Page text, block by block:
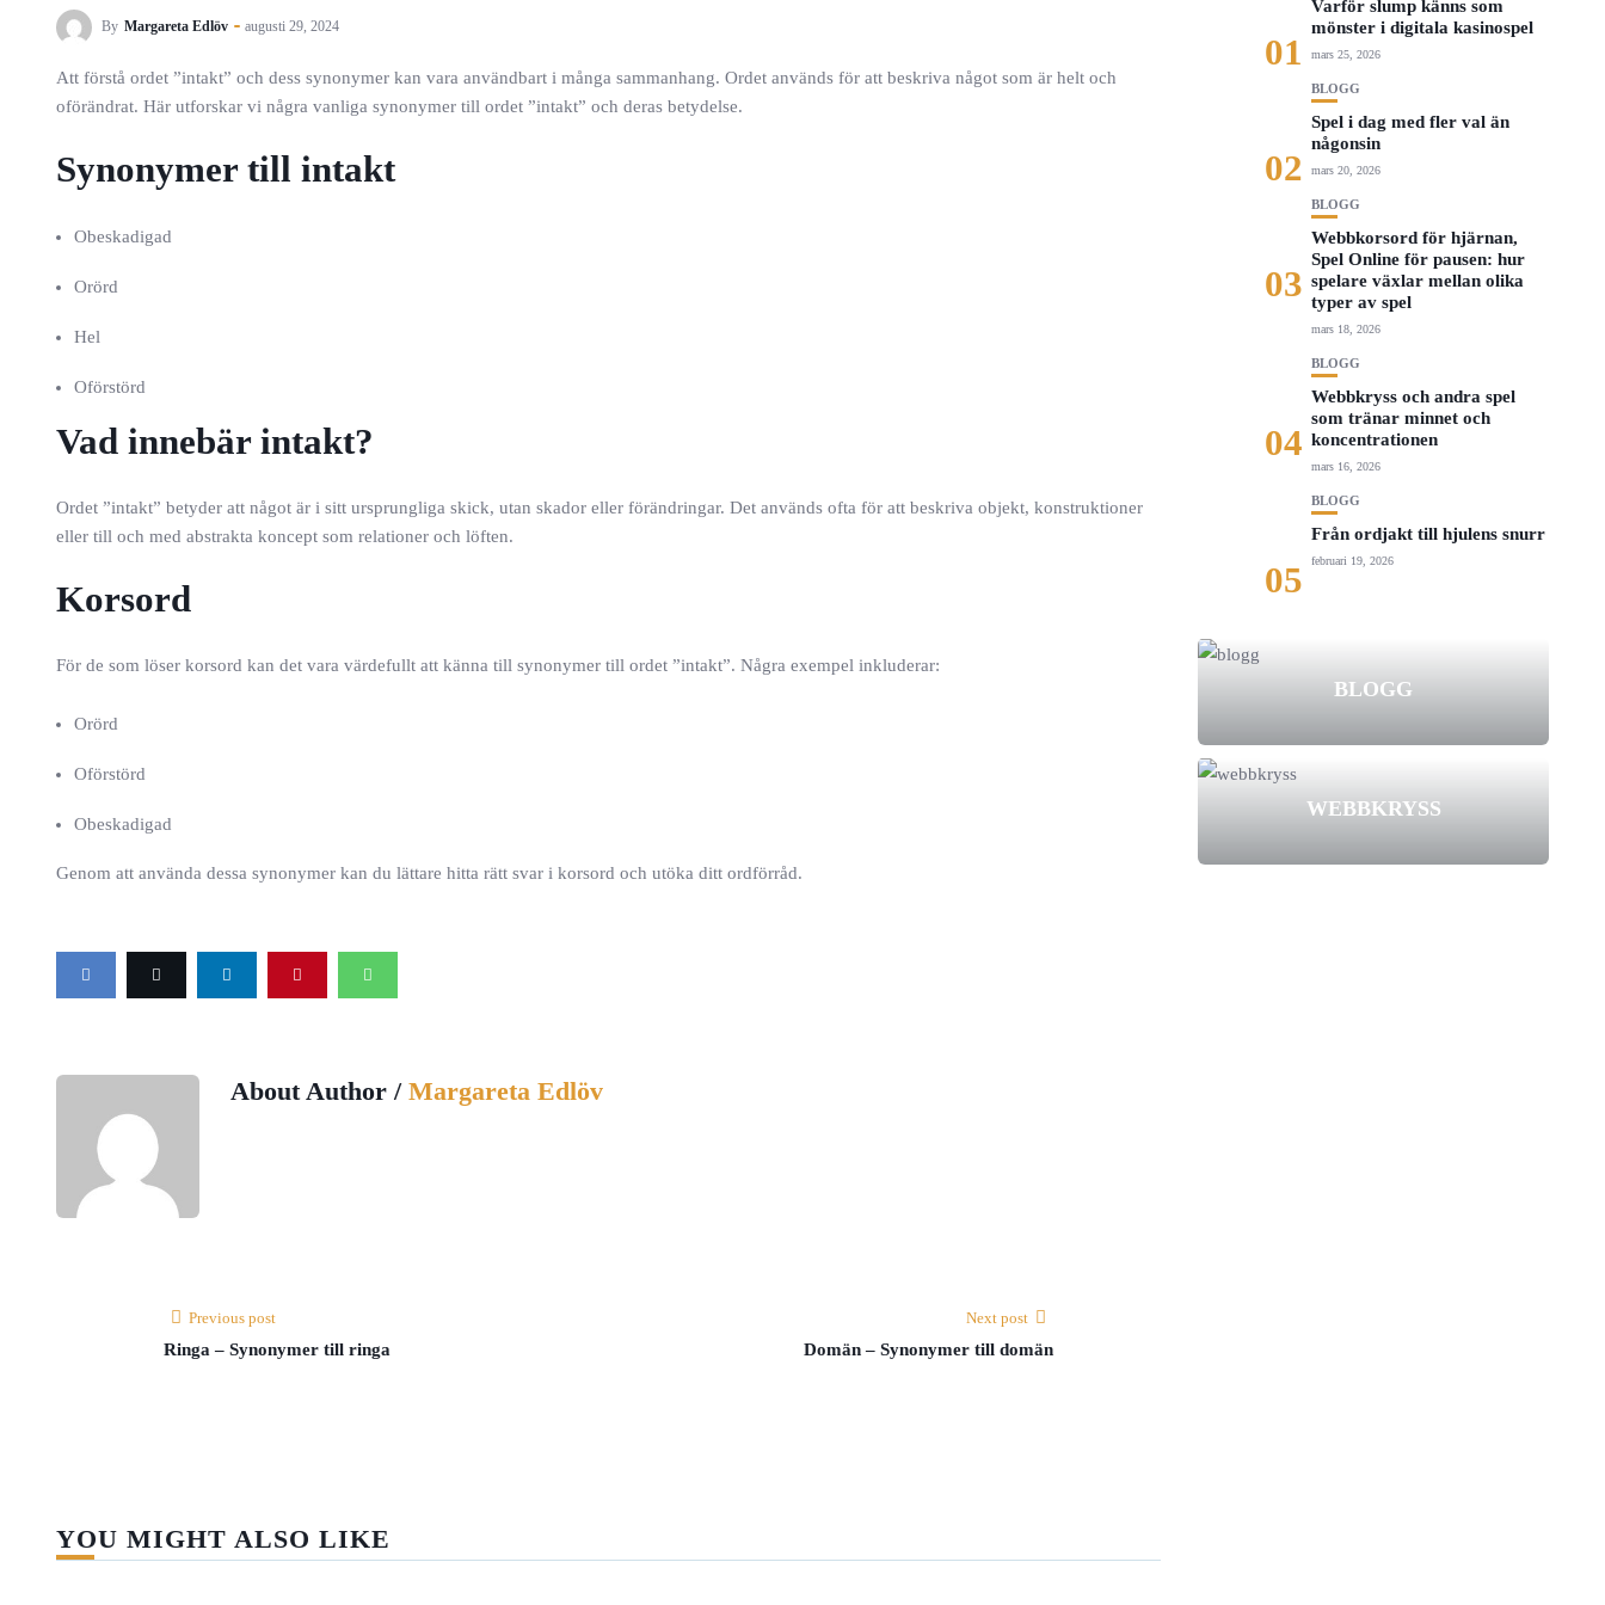
By Margareta Edlöv augusti 29, 2024
Att förstå ordet ”intakt” och dess synonymer kan vara användbart i många sammanhang. Ordet används för att beskriva något som är helt och
oförändrat. Här utforskar vi några vanliga synonymer till ordet ”intakt” och deras betydelse.
Synonymer till intakt
Obeskadigad
Orörd
Hel
Oförstörd
Vad innebär intakt?
Ordet ”intakt” betyder att något är i sitt ursprungliga skick, utan skador eller förändringar. Det används ofta för att beskriva objekt, konstruktioner
eller till och med abstrakta koncept som relationer och löften.
Korsord
För de som löser korsord kan det vara värdefullt att känna till synonymer till ordet ”intakt”. Några exempel inkluderar:
Orörd
Oförstörd
Obeskadigad
Genom att använda dessa synonymer kan du lättare hitta rätt svar i korsord och utöka ditt ordförråd.
About Author / Margareta Edlöv
Previous post
Ringa – Synonymer till ringa
Next post
Domän – Synonymer till domän
YOU MIGHT ALSO LIKE
01
Varför slump känns som
mönster i digitala kasinospel
mars 25, 2026
02
BLOGG
Spel i dag med fler val än
någonsin
mars 20, 2026
03
BLOGG
Webbkorsord för hjärnan,
Spel Online för pausen: hur
spelare växlar mellan olika
typer av spel
mars 18, 2026
04
BLOGG
Webbkryss och andra spel
som tränar minnet och
koncentrationen
mars 16, 2026
05
BLOGG
Från ordjakt till hjulens snurr
februari 19, 2026
BLOGG
WEBBKRYSS